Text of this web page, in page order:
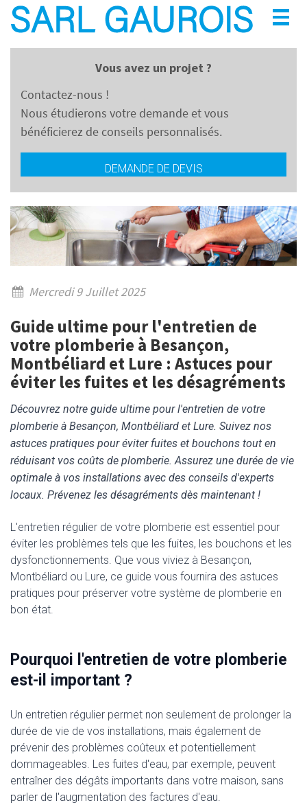
Vous avez un projet ?
Contactez-nous !
Nous étudierons votre demande et vous
bénéficierez de conseils personnalisés.
DEMANDE DE DEVIS
Mercredi 9 Juillet 2025
Guide ultime pour l'entretien de
votre plomberie à Besançon,
Montbéliard et Lure : Astuces pour
éviter les fuites et les désagréments
Découvrez notre guide ultime pour l'entretien de votre
plomberie à Besançon, Montbéliard et Lure. Suivez nos
astuces pratiques pour éviter fuites et bouchons tout en
réduisant vos coûts de plomberie. Assurez une durée de vie
optimale à vos installations avec des conseils d'experts
locaux. Prévenez les désagréments dès maintenant !
L'entretien régulier de votre plomberie est essentiel pour
éviter les problèmes tels que les fuites, les bouchons et les
dysfonctionnements. Que vous viviez à Besançon,
Montbéliard ou Lure, ce guide vous fournira des astuces
pratiques pour préserver votre système de plomberie en
bon état.
Pourquoi l'entretien de votre plomberie
est-il important ?
Un entretien régulier permet non seulement de prolonger la
durée de vie de vos installations, mais également de
prévenir des problèmes coûteux et potentiellement
dommageables. Les fuites d'eau, par exemple, peuvent
entraîner des dégâts importants dans votre maison, sans
parler de l'augmentation des factures d'eau.